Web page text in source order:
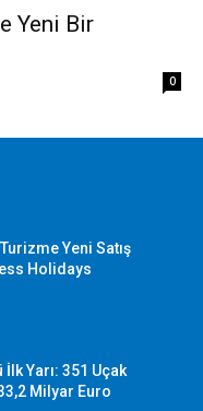
Yeni Bir
0
Yeni Satış
Holidays
Yarı: 351 Uçak
Milyar Euro